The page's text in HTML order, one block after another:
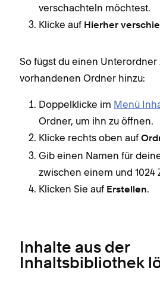
verschachteln möchtest.
Klicke auf Hierher
So fügst du einen Unterordner
vorhandenen Ordner hinzu:
Doppelklicke im Menü
Ordner, um ihn zu öffnen.
Klicke rechts oben auf
Gib einen Namen für
zwischen einem und 1024
Klicken Sie auf Erstellen.
Inhalte aus der
Inhaltsbibliothek